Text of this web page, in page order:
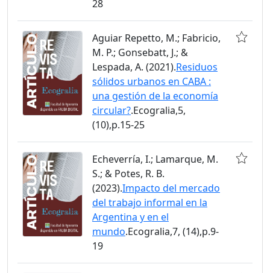
28
Aguiar Repetto, M.; Fabricio,
M. P.; Gonsebatt, J.; &
Lespada, A. (2021).Residuos
sólidos urbanos en CABA :
una gestión de la economía
circular?.Ecogralia,5,
(10),p.15-25
Echeverría, I.; Lamarque, M.
S.; & Potes, R. B.
(2023).Impacto del mercado
del trabajo informal en la
Argentina y en el
mundo.Ecogralia,7, (14),p.9-
19